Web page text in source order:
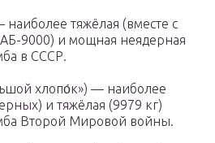
тяжёлая (вместе с
9000) и мощная неядерная
в СССР.
хлопо́к») — наиболее
и тяжёлая (9979 кг)
Второй Мировой войны.